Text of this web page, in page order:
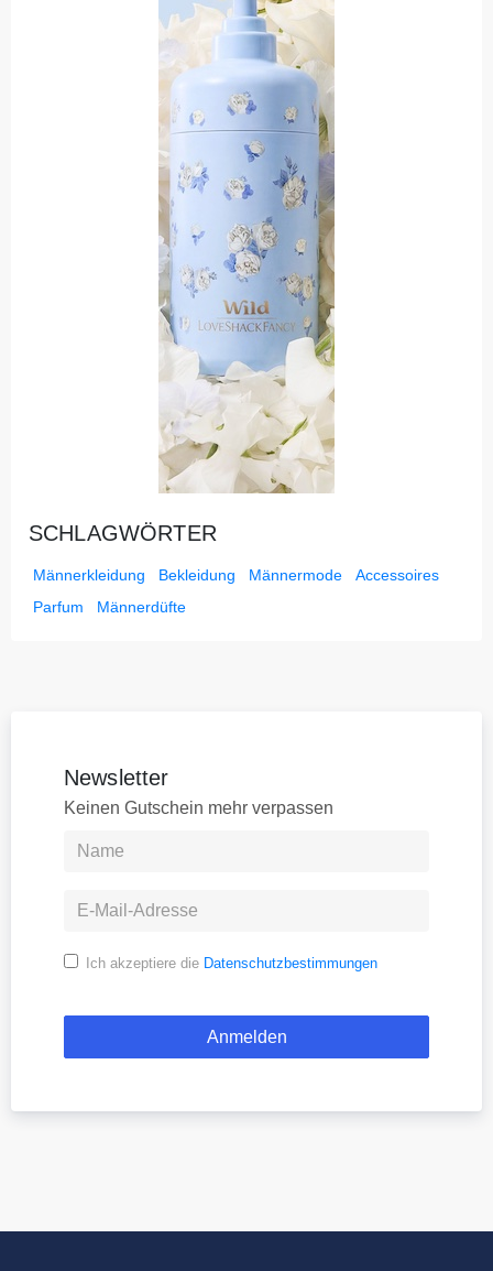
SCHLAGWÖRTER
Männerkleidung Bekleidung Männermode
Accessoires
Parfum
Männerdüfte
Newsletter
Keinen Gutschein mehr verpassen
Ich akzeptiere die Datenschutzbestimmungen